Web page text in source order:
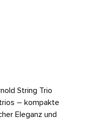
String Trio
– kompakte
Eleganz und